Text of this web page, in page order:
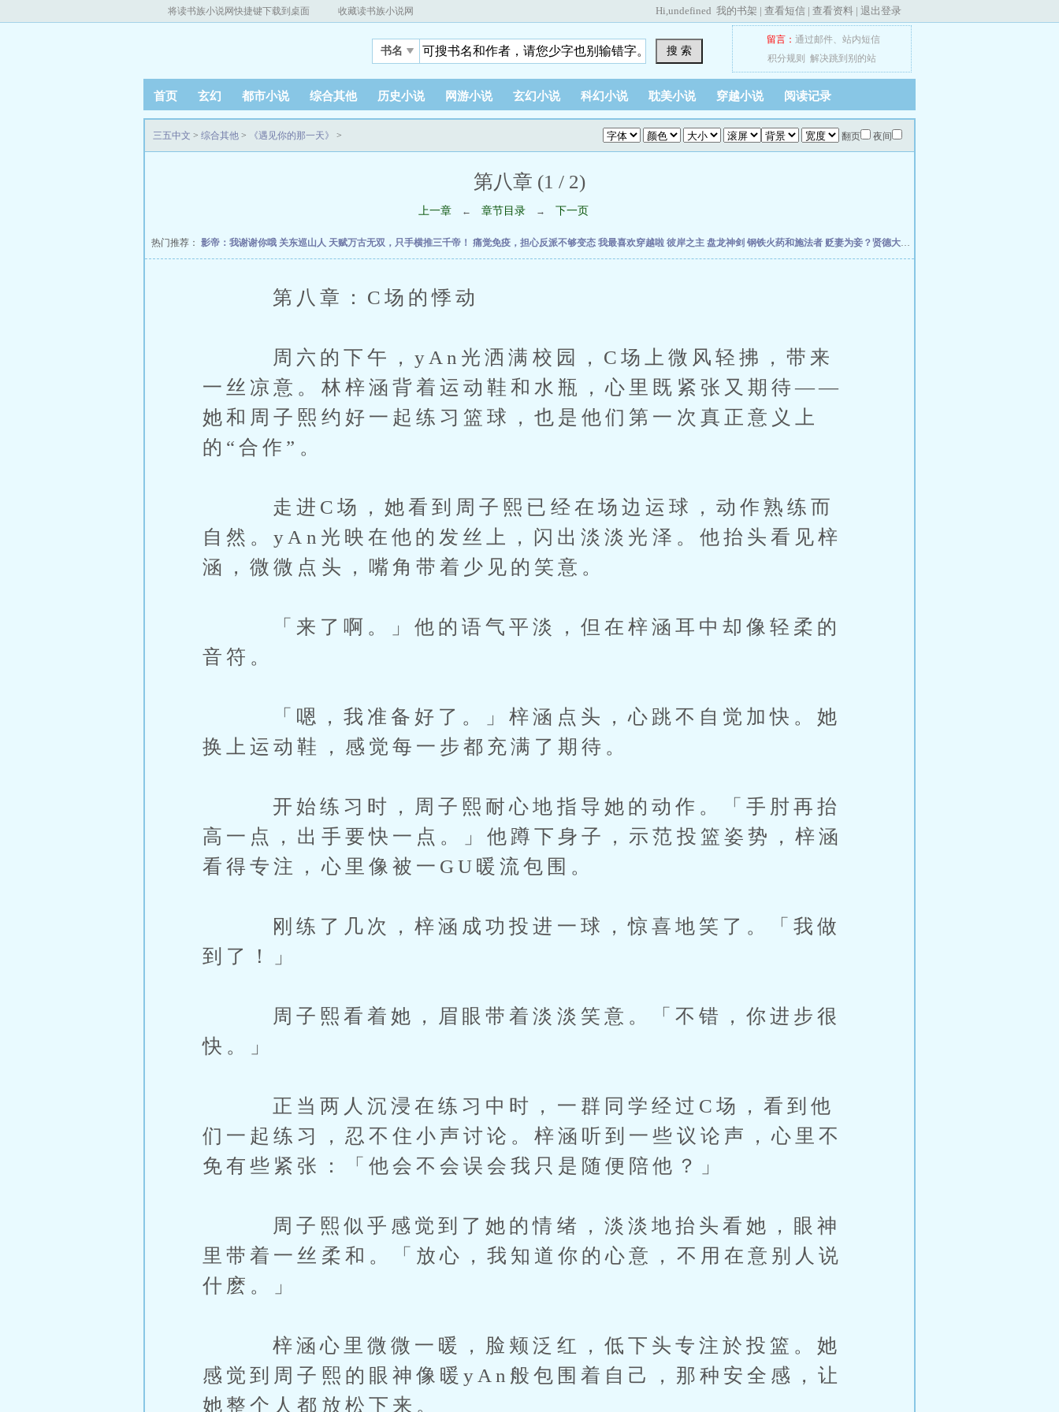
将读书族小说网快捷键下载到桌面 收藏读书族小说网 Hi,undefined 我的书架 | 查看短信 | 查看资料 | 退出登录
书名 搜 索
留言： 通过邮件、 站内短信
积分规则
解决跳到别的站
首页 玄幻 都市小说 综合其他 历史小说 网游小说 玄幻小说 科幻小说 耽美小说 穿越小说 阅读记录
翻页 夜间
三五中文 > 综合其他 > 《遇见你的那一天》 >
第八章 (1 / 2)
上一章 ← 章节目录 → 下一页
热门推荐： 影帝：我谢谢你哦 关东巡山人 天赋万古无双，只手横推三千帝！ 痛觉免疫，担心反派不够变态 我最喜欢穿越啦 彼岸之主 盘龙神剑 钢铁火药和施法者 贬妻为妾？贤德大妇她掀桌了
第八章：C场的悸动
周六的下午，yAn光洒满校园，C场上微风轻拂，带来
一丝凉意。林梓涵背着运动鞋和水瓶，心里既紧张又期待——
她和周子熙约好一起练习篮球，也是他们第一次真正意义上
的“合作”。
走进C场，她看到周子熙已经在场边运球，动作熟练而
自然。yAn光映在他的发丝上，闪出淡淡光泽。他抬头看见梓
涵，微微点头，嘴角带着少见的笑意。
「来了啊。」他的语气平淡，但在梓涵耳中却像轻柔的
音符。
「嗯，我准备好了。」梓涵点头，心跳不自觉加快。她
换上运动鞋，感觉每一步都充满了期待。
开始练习时，周子熙耐心地指导她的动作。「手肘再抬
高一点，出手要快一点。」他蹲下身子，示范投篮姿势，梓涵
看得专注，心里像被一GU暖流包围。
刚练了几次，梓涵成功投进一球，惊喜地笑了。「我做
到了！」
周子熙看着她，眉眼带着淡淡笑意。「不错，你进步很
快。」
正当两人沉浸在练习中时，一群同学经过C场，看到他
们一起练习，忍不住小声讨论。梓涵听到一些议论声，心里不
免有些紧张：「他会不会误会我只是随便陪他？」
周子熙似乎感觉到了她的情绪，淡淡地抬头看她，眼神
里带着一丝柔和。「放心，我知道你的心意，不用在意别人说
什麽。」
梓涵心里微微一暖，脸颊泛红，低下头专注於投篮。她
感觉到周子熙的眼神像暖yAn般包围着自己，那种安全感，让
她整个人都放松下来。